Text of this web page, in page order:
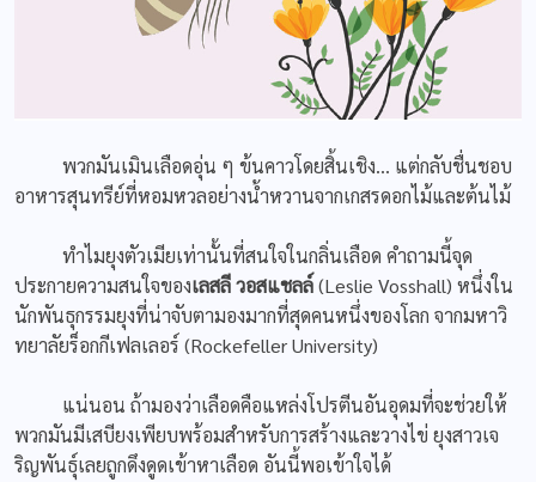
พวกมันเมินเลือดอุ่น ๆ ข้นคาวโดยสิ้นเชิง… แต่กลับชื่นชอบ
อาหารสุนทรีย์ที่หอมหวลอย่างน้ำหวานจากเกสรดอกไม้และต้นไม้
ทำไมยุงตัวเมียเท่านั้นที่สนใจในกลิ่นเลือด คำถามนี้จุด
ประกายความสนใจของเลสลี วอสแชลล์(Leslie Vosshall) หนึ่งใน
นักพันธุกรรมยุงที่น่าจับตามองมากที่สุดคนหนึ่งของโลก จากมหาวิ
ทยาลัยร็อกกีเฟลเลอร์ (Rockefeller University)
แน่นอน ถ้ามองว่าเลือดคือแหล่งโปรตีนอันอุดมที่จะช่วยให้
พวกมันมีเสบียงเพียบพร้อมสำหรับการสร้างและวางไข่ ยุงสาวเจ
ริญพันธ์ุเลยถูกดึงดูดเข้าหาเลือด อันนี้พอเข้าใจได้